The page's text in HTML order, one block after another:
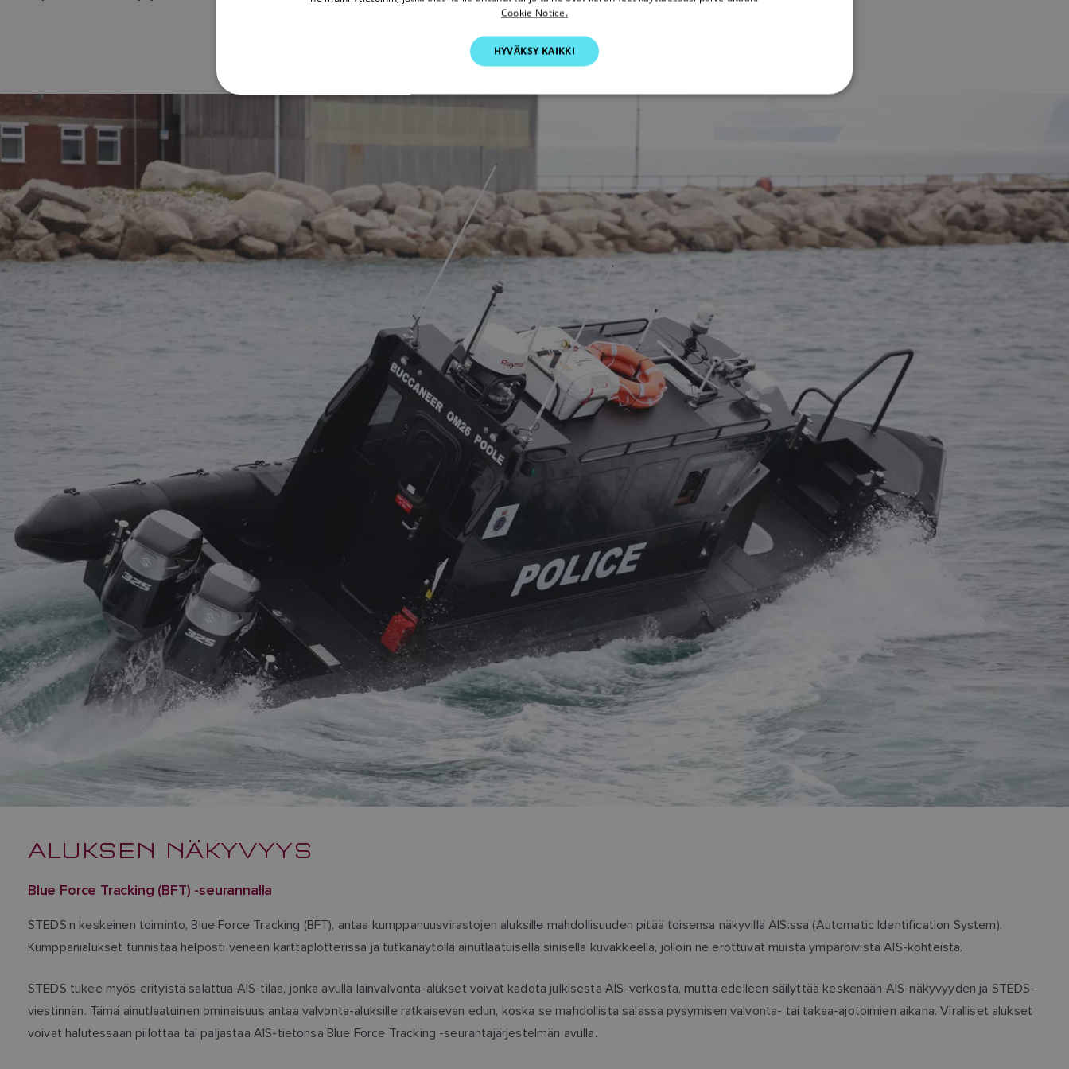
ALUKSEN NÄKYVYYS
Blue Force Tracking (BFT) -seurannalla
STEDS:n keskeinen toiminto, Blue Force Tracking (BFT), antaa kumppanuusvirastojen aluksille mahdollisuuden pitää toisensa näkyvillä AIS:ssa (Automatic Identification System).
Kumppanialukset tunnistaa helposti veneen karttaplotterissa ja tutkanäytöllä ainutlaatuisella sinisellä kuvakkeella, jolloin ne erottuvat muista ympäröivistä AIS-kohteista.
STEDS tukee myös erityistä salattua AIS-tilaa, jonka avulla lainvalvonta-alukset voivat kadota julkisesta AIS-verkosta, mutta edelleen säilyttää keskenään AIS-näkyvyyden ja STEDS-
viestinnän. Tämä ainutlaatuinen ominaisuus antaa valvonta-aluksille ratkaisevan edun, koska se mahdollista salassa pysymisen valvonta- tai takaa-ajotoimien aikana. Viralliset alukset
voivat halutessaan piilottaa tai paljastaa AIS-tietonsa Blue Force Tracking -seurantajärjestelmän avulla.
NORWEGIAN
FINNISH
Cookie Notice.
HYVÄKSY KAIKKI